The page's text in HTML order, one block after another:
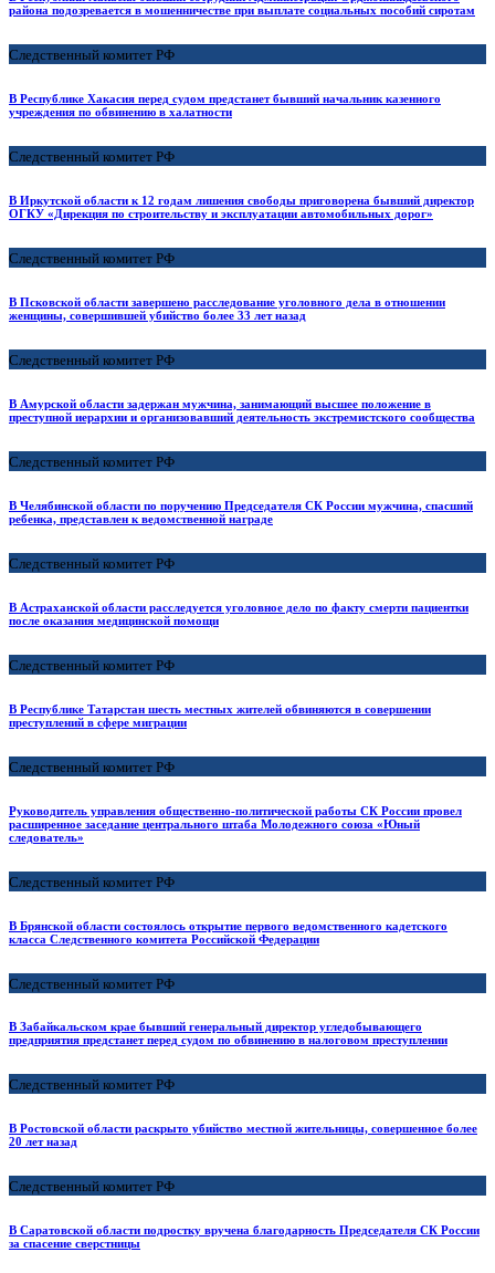
района подозревается в мошенничестве при выплате социальных пособий сиротам
Следственный комитет РФ
В Республике Хакасия перед судом предстанет бывший начальник казенного
учреждения по обвинению в халатности
Следственный комитет РФ
В Иркутской области к 12 годам лишения свободы приговорена бывший директор
ОГКУ «Дирекция по строительству и эксплуатации автомобильных дорог»
Следственный комитет РФ
В Псковской области завершено расследование уголовного дела в отношении
женщины, совершившей убийство более 33 лет назад
Следственный комитет РФ
В Амурской области задержан мужчина, занимающий высшее положение в
преступной иерархии и организовавший деятельность экстремистского сообщества
Следственный комитет РФ
В Челябинской области по поручению Председателя СК России мужчина, спасший
ребенка, представлен к ведомственной награде
Следственный комитет РФ
В Астраханской области расследуется уголовное дело по факту смерти пациентки
после оказания медицинской помощи
Следственный комитет РФ
В Республике Татарстан шесть местных жителей обвиняются в совершении
преступлений в сфере миграции
Следственный комитет РФ
Руководитель управления общественно-политической работы СК России провел
расширенное заседание центрального штаба Молодежного союза «Юный
следователь»
Следственный комитет РФ
В Брянской области состоялось открытие первого ведомственного кадетского
класса Следственного комитета Российской Федерации
Следственный комитет РФ
В Забайкальском крае бывший генеральный директор угледобывающего
предприятия предстанет перед судом по обвинению в налоговом преступлении
Следственный комитет РФ
В Ростовской области раскрыто убийство местной жительницы, совершенное более
20 лет назад
Следственный комитет РФ
В Саратовской области подростку вручена благодарность Председателя СК России
за спасение сверстницы